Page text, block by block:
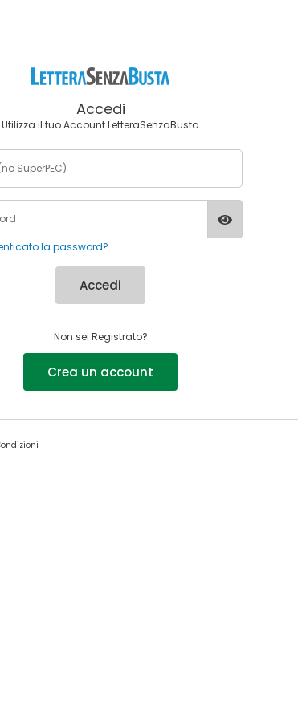
Accedi
Utilizza il tuo Account LetteraSenzaBusta
la password?
Accedi
Non sei Registrato?
Crea un account